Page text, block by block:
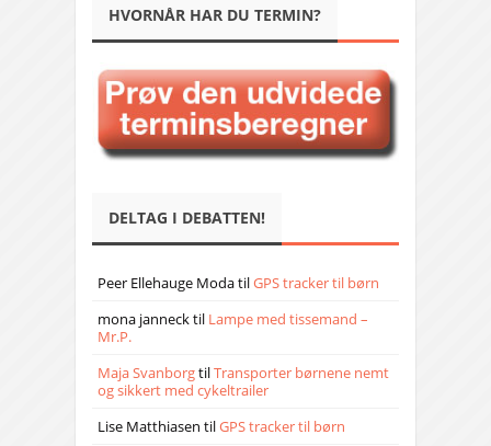
HVORNÅR HAR DU TERMIN?
DELTAG I DEBATTEN!
Peer Ellehauge ModatilGPS tracker til børn
mona jannecktil Lampe med tissemand –
Mr.P.
Maja SvanborgtilTransporter børnene nemt
og sikkert med cykeltrailer
Lise Matthiasen tilGPS tracker til børn